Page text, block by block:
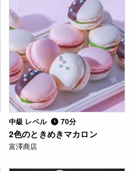
中級 レベル 70分
2色のときめきマカロン
富澤商店